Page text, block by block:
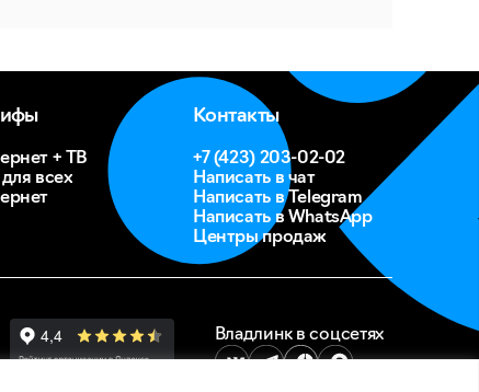
+ ТВ
всех
Контакты
+7 (423) 203-02-02
Написать в чат
Написать в Telegram
Написать в WhatsApp
Центры продаж
Владлинк в соцсетях